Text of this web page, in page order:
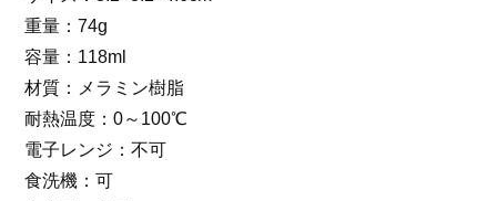
重量：74g
容量：118ml
材質：メラミン樹脂
耐熱温度：0～100℃
電子レンジ：不可
食洗機：可